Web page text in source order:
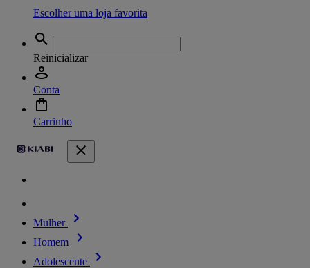
Escolher uma loja favorita
Reinicializar
Conta
Carrinho
Mulher
Homem
Adolescente